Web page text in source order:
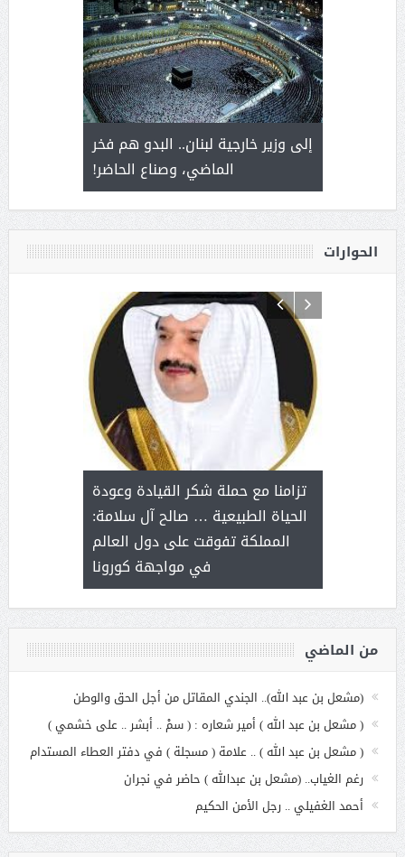
سلمان
إلى وزير خارجية لبنان.. البدو هم فخر
الماضي، وصناع الحاضر!
يحمل
من عشق
الحوارات
مع
بنت
تزامنا مع حملة شكر القيادة وعودة
الحياة الطبيعية … صالح آل سلامة:
المملكة تفوقت على دول العالم
في مواجهة كورونا
آل شرمه:
على برامج
هي أساس
من الماضي
(مشعل بن عبد الله).. الجندي المقاتل من أجل الحق والوطن
( مشعل بن عبد الله ) أمير شعاره : ( سمْ .. أبشر .. على خشمي )
( مشعل بن عبد الله ) .. علامة ( مسجلة ) في دفتر العطاء المستدام
رغم الغياب.. (مشعل بن عبدالله ) حاضر في نجران
أحمد الغفيلي .. رجل الأمن الحكيم